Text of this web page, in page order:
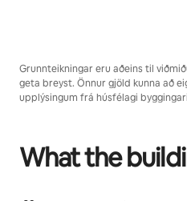
Grunnteikningar eru aðeins til
geta breyst. Önnur gjöld kunna að
upplýsingum frá húsfélagi
What the